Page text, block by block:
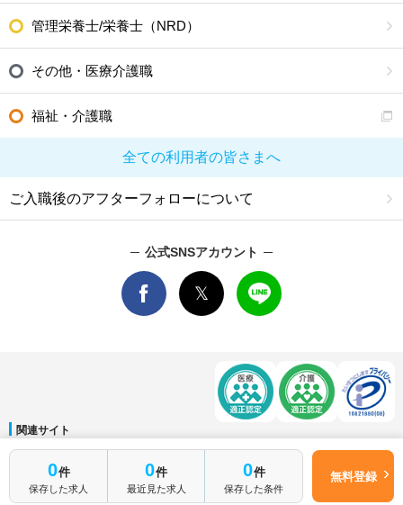
0件
保存した求人
0件
最近見た求人
0件
保存した条件
無料登録
管理栄養士/栄養士（NRD）
その他・医療介護職
福祉・介護職
全ての利用者の皆さまへ
ご入職後のアフターフォローについて
公式SNSアカウント
関連サイト
マイナビDOCTOR│マイナビ看護師│マイナビ薬剤師│マイナビ保育士
運営会社
会社概要│ ご利用規約 個人情報保護方針 サイトマップ│お問い合わせ